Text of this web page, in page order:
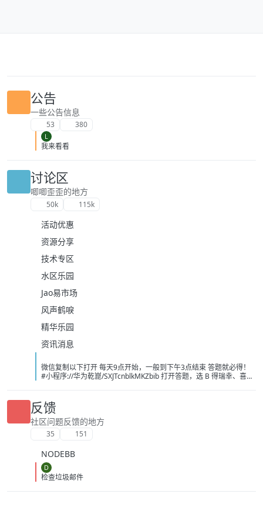
公告
一些公告信息
53 380
L
我来看看
讨论区
唧唧歪歪的地方
50k 115k
活动优惠
资源分享
技术专区
水区乐园
Jao易市场
风声鹤唳
精华乐园
资讯消息
微信复制以下打开 每天9点开始，一般到下午3点结束 答题就必得！
#小程序://华为乾崑/SXJTcnblkMKZbib 打开答题，选 B 得瑞幸、喜茶
1786139243743_%E5%BE%AE%E4%BF%A1%E5%9B%BE%E7%89
%87_20260807104021_214_208.jpg] [image:
1786139251697_%E5%BE%AE%E4%BF%A1%E5%9B%BE%E7%89
%87_20260807101326_13_1581.png] [image:
1786139249056_%E5%BE%AE%E4%BF%A1%E5%9B%BE%E7%89
反馈
社区问题反馈的地方
35 151
NODEBB
D
检查垃圾邮件